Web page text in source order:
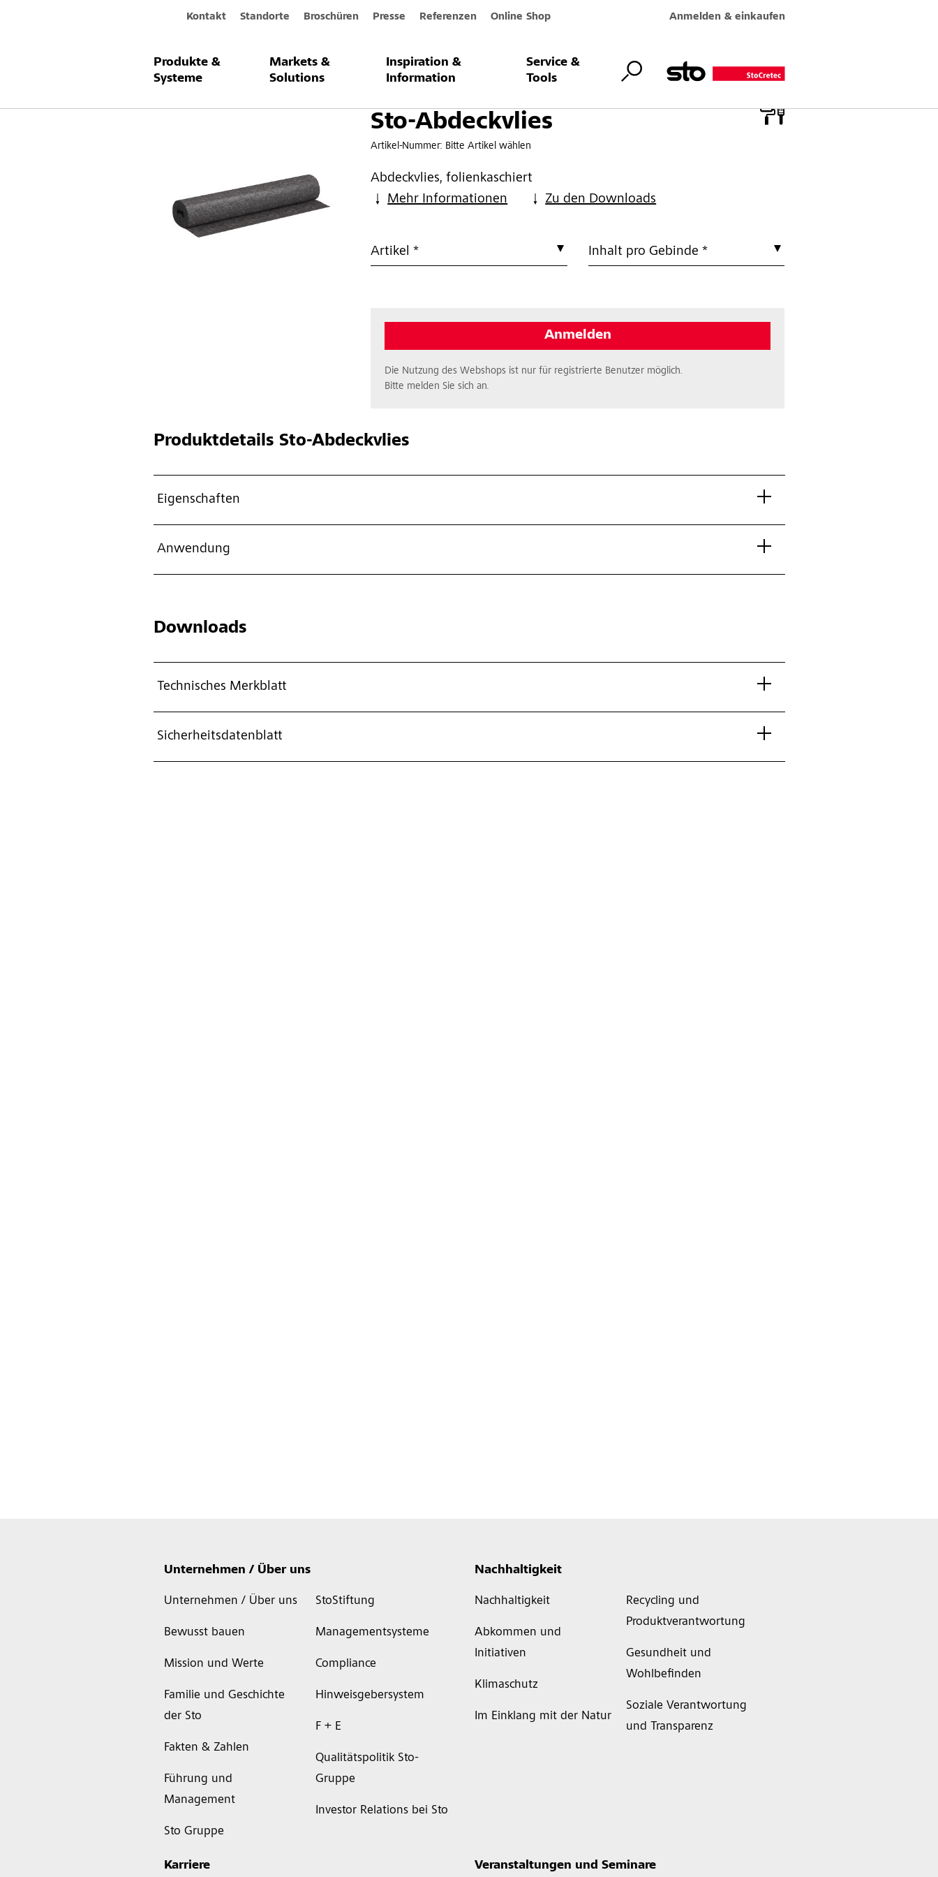
Kontakt Standorte Broschüren Presse Referenzen Online Shop Anmelden & einkaufen
Produkte &
Systeme
Markets &
Solutions
Inspiration &
Information
Service &
Tools
Produkte & Systeme Sto-Abdeckvlies
Sto-Abdeckvlies
Artikel-Nummer: Bitte Artikel wählen
Abdeckvlies, folienkaschiert
Mehr Informationen
Zu den Downloads
Artikel * Inhalt pro Gebinde *
Anmelden
Die Nutzung des Webshops ist nur für registrierte Benutzer möglich.
Bitte melden Sie sich an.
ProduktdetailsSto-Abdeckvlies
Eigenschaften
Anwendung
Downloads
Technisches Merkblatt
Sicherheitsdatenblatt
Unternehmen / Über uns
Unternehmen / Über uns
Bewusst bauen
Mission und Werte
Familie und Geschichte
der Sto
Fakten & Zahlen
Führung und
Management
Sto Gruppe
StoStiftung
Managementsysteme
Compliance
Hinweisgebersystem
F + E
Qualitätspolitik Sto-
Gruppe
Investor Relations bei Sto
Nachhaltigkeit
Nachhaltigkeit
Abkommen und
Initiativen
Klimaschutz
Im Einklang mit der Natur
Recycling und
Produktverantwortung
Gesundheit und
Wohlbefinden
Soziale Verantwortung
und Transparenz
Karriere Veranstaltungen und Seminare